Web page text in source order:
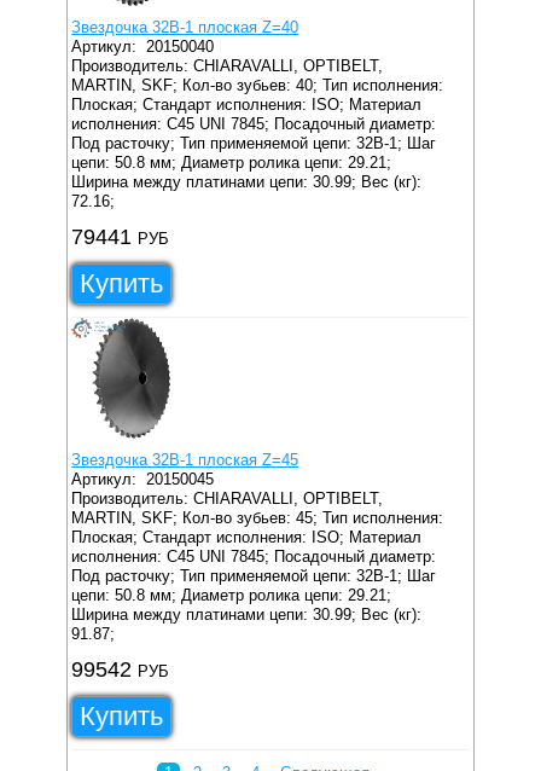
Звездочка 32B-1 плоская Z=40
Артикул: 20150040
Производитель: CHIARAVALLI, OPTIBELT,
MARTIN, SKF; Кол-во зубьев: 40; Тип исполнения:
Плоская; Стандарт исполнения: ISO; Материал
исполнения: C45 UNI 7845; Посадочный диаметр:
Под расточку; Тип применяемой цепи: 32B-1;
Шаг
цепи: 50.8 мм; Диаметр ролика цепи: 29.21;
Ширина между платинами цепи: 30.99; Вес (кг):
72.16;
79441 РУБ
Купить
Звездочка 32B-1 плоская Z=45
Артикул: 20150045
Производитель: CHIARAVALLI, OPTIBELT,
MARTIN, SKF; Кол-во зубьев: 45; Тип исполнения:
Плоская; Стандарт исполнения: ISO; Материал
исполнения: C45 UNI 7845; Посадочный диаметр:
Под расточку; Тип применяемой цепи: 32B-1;
Шаг
цепи: 50.8 мм; Диаметр ролика цепи: 29.21;
Ширина между платинами цепи: 30.99; Вес (кг):
91.87;
99542 РУБ
Купить